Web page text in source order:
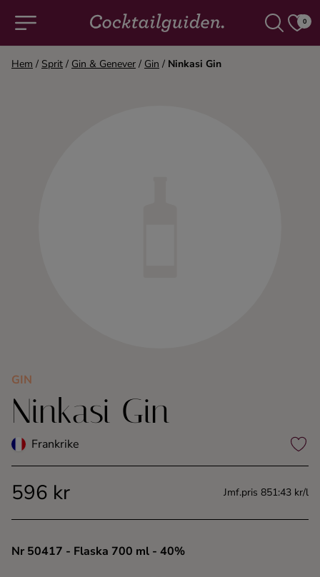
0
Likör
Shots
Hem / Sprit / Gin & Genever / Gin / Ninkasi Gin
GIN
Ninkasi Gin
Frankrike
596 kr Jmf.pris 851:43 kr/l
Nr 50417 - Flaska 700 ml - 40%